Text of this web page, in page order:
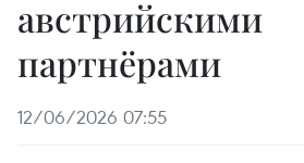
австрийскими
партнёрами
12/06/2026 07:55